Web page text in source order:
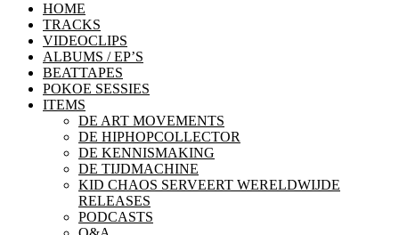
HOME
TRACKS
VIDEOCLIPS
ALBUMS / EP’S
BEATTAPES
POKOE SESSIES
ITEMS
DE ART MOVEMENTS
DE HIPHOPCOLLECTOR
DE KENNISMAKING
DE TIJDMACHINE
KID CHAOS SERVEERT WERELDWIJDE
RELEASES
PODCASTS